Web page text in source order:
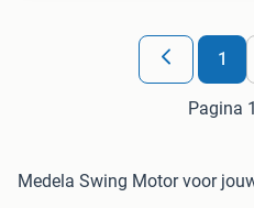
1
Pagina
Medela Swing Motor voor